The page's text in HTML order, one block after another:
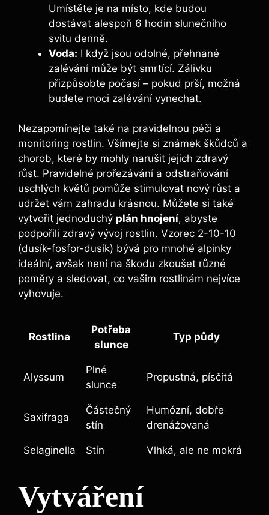
Umístěte je na místo, kde budou
dostávat alespoň 6 hodin slunečního
svitu denně.
Voda: I když jsou odolné, přehnané
zalévání může být smrtící. Zálivku
přizpůsobte počasí – pokud prší, možná
budete moci zalévání vynechat.
Nezapomínejte také na pravidelnou péči a
monitoring rostlin. Všímejte si známek škůdců a
chorob, které by mohly narušit jejich zdravý
růst. Pravidelné prořezávání a odstraňování
uschlých květů pomůže stimulovat nový růst a
udržet vám zahradu krásnou. Můžete si také
vytvořit jednoduchý plán hnojení, abyste
podpořili zdravý vývoj rostlin. Vzorec 2-10-10
(dusík-fosfor-dusík) bývá pro mnohé alpinky
ideální, avšak není na škodu zkoušet různé
poměry a sledovat, co vašim rostlinám nejvíce
vyhovuje.
Rostlina
Potřeba
slunce
Typ půdy
Alyssum
Plné
slunce
Propustná, písčitá
Saxifraga
Částečný
stín
Humózní, dobře
drenážovaná
Selaginella Stín Vlhká, ale ne mokrá
Vytváření